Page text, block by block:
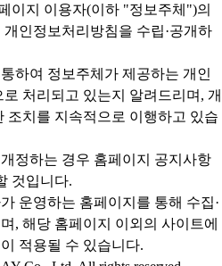
이지 이용자(이하 "정보주체")의
인정보처리방침을 수립·공개하
하여 정보주체가 제공하는 개인
처리되고 있는지 알려드리며, 개
조치를 지속적으로 이행하고 있습
정하는 경우 홈페이지 공지사항
것입니다.
운영하는 홈페이지를 통해 수집·
, 해당 홈페이지 이외의 사이트에
적용될 수 있습니다.